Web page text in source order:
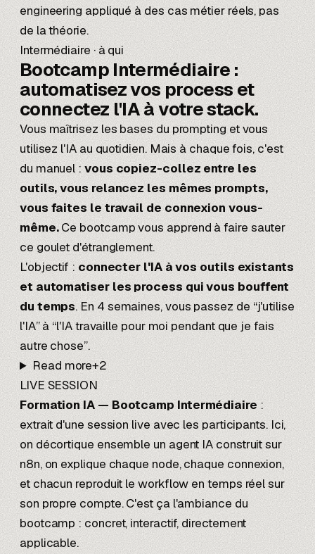
engineering appliqué à des cas métier réels, pas
de la théorie.
Intermédiaire · à qui
Bootcamp Intermédiaire :
automatisez vos processet
connectez l'IA à votre stack.
Vous maîtrisez les bases du prompting et vous
utilisez l'IA au quotidien. Mais à chaque fois, c'est
du manuel : vous copiez-collez entre les
outils, vous relancez les mêmes prompts,
vous faites le travail de connexion vous-
même.Ce bootcamp vous apprend à faire sauter
ce goulet d'étranglement.
L'objectif : connecter l'IA à vos outils existants
et automatiser les process qui vous bouffent
du temps. En 4 semaines, vous passez de “j'utilise
l'IA” à “l'IA travaille pour moi pendant que je fais
autre chose”.
Read more+2
LIVE SESSION
Formation IA — Bootcamp Intermédiaire :
extrait d'une session live avec les participants. Ici,
on décortique ensemble un agent IA construit sur
n8n, on explique chaque node, chaque connexion,
et chacun reproduit le workflow en temps réel sur
son propre compte. C'est ça l'ambiance du
bootcamp : concret, interactif, directement
applicable.